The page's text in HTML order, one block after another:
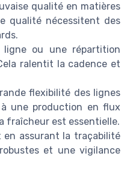
qualité en matières
qualité nécessitent des
ou une répartition
ralentit la cadence et
flexibilité des lignes
une production en flux
fraîcheur est essentielle.
assurant la traçabilité
et une vigilance